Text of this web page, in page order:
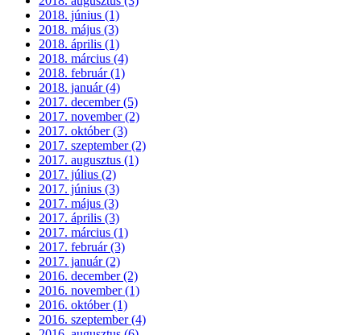
2018. június (1)
2018. május (3)
2018. április (1)
2018. március (4)
2018. február (1)
2018. január (4)
2017. december (5)
2017. november (2)
2017. október (3)
2017. szeptember (2)
2017. augusztus (1)
2017. július (2)
2017. június (3)
2017. május (3)
2017. április (3)
2017. március (1)
2017. február (3)
2017. január (2)
2016. december (2)
2016. november (1)
2016. október (1)
2016. szeptember (4)